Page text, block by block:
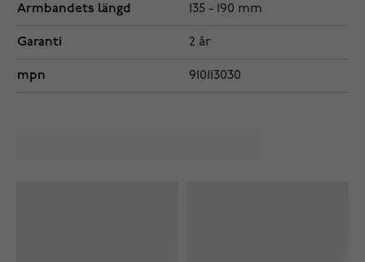
Armbandets längd 135 - 190 mm
Garanti 2 år
mpn 910113030